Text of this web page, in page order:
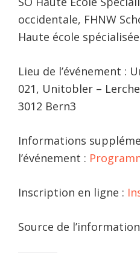
occidentale, FHNW
Haute école
Lieu de l’événement :
021, Unitobler –
3012 Bern3
Informations
l’événement :
Inscription en ligne :
Source de